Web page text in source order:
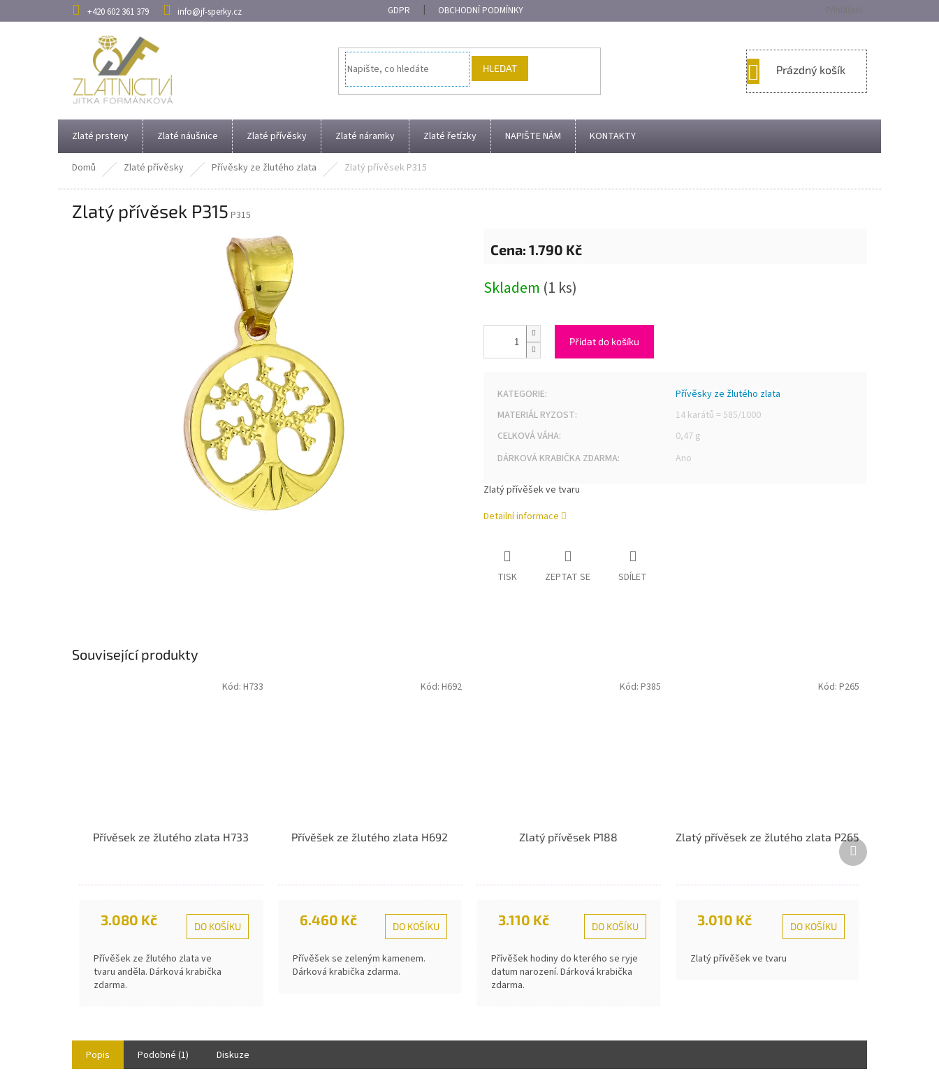
na
+420 602 361 379 info@jf-sperky.cz GDPR OBCHODNÍ PODMÍNKY Přihlášení
HLEDAT
KOŠÍK
Prázdný košík
Zlaté prsteny Zlaté náušnice Zlaté přívěsky Zlaté náramky Zlaté řetízky NAPIŠTE NÁM KONTAKTY
Domů Zlaté přívěsky Přívěsky ze žlutého zlata Zlatý přívěsek P315
Zlatý přívěsek P315 P315
1.790 Kč
cena:
Skladem (1 ks)
Přidat do košíku
KATEGORIE:
Přívěsky ze žlutého zlata
MATERIÁL RYZOST:
14 karátů = 585/1000
CELKOVÁ VÁHA:
0,47 g
DÁRKOVÁ KRABIČKA ZDARMA: Ano
Zlatý přívěšek ve tvaru
Detailní informace
TISK ZEPTAT SE SDÍLET
Související produkty
Přívěsek ze žlutého zlata H733
3.080 Kč DO KOŠÍKU
Přívěšek ze žlutého zlata ve
tvaru anděla. Dárková krabička
zdarma.
Kód: H733
Přívěšek ze žlutého zlata H692
6.460 Kč DO KOŠÍKU
Přívěšek se zeleným kamenem.
Dárková krabička zdarma.
Kód: H692
Zlatý přívěsek P188
3.110 Kč DO KOŠÍKU
Přívěšek hodiny do kterého se ryje
datum narození. Dárková krabička
zdarma.
Kód: P385
Zlatý přívěsek ze žlutého zlata P265
3.010 Kč DO KOŠÍKU
Zlatý přívěšek ve tvaru
Kód: P265
Další
produkt
Popis Podobné (1) Diskuze